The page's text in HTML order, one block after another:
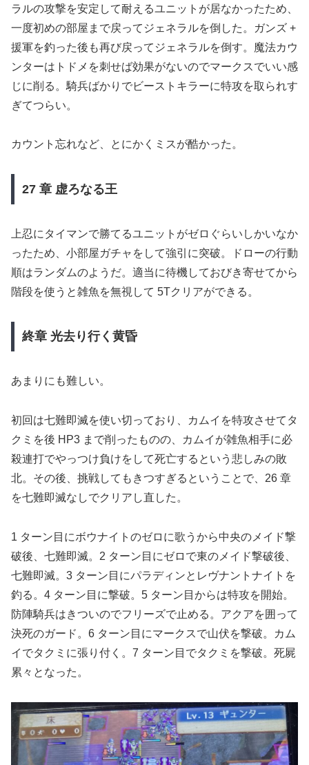
ラルの攻撃を安定して耐えるユニットが居なかったため、
一度初めの部屋まで戻ってジェネラルを倒した。ガンズ +
援軍を釣った後も再び戻ってジェネラルを倒す。魔法カウ
ンターはトドメを刺せば効果がないのでマークスでいい感
じに削る。騎兵ばかりでビーストキラーに特攻を取られす
ぎてつらい。
カウント忘れなど、とにかくミスが酷かった。
27 章 虚ろなる王
上忍にタイマンで勝てるユニットがゼロぐらいしかいなか
ったため、小部屋ガチャをして強引に突破。ドローの行動
順はランダムのようだ。適当に待機しておびき寄せてから
階段を使うと雑魚を無視して 5Tクリアができる。
終章 光去り行く黄昏
あまりにも難しい。
初回は七難即滅を使い切っており、カムイを特攻させてタ
クミを後 HP3 まで削ったものの、カムイが雑魚相手に必
殺連打でやっつけ負けをして死亡するという悲しみの敗
北。その後、挑戦してもきつすぎるということで、26 章
を七難即滅なしでクリアし直した。
1 ターン目にボウナイトのゼロに歌うから中央のメイド撃
破後、七難即滅。2 ターン目にゼロで東のメイド撃破後、
七難即滅。3 ターン目にパラディンとレヴナントナイトを
釣る。4 ターン目に撃破。5 ターン目からは特攻を開始。
防陣騎兵はきついのでフリーズで止める。アクアを囲って
決死のガード。6 ターン目にマークスで山伏を撃破。カム
イでタクミに張り付く。7 ターン目でタクミを撃破。死屍
累々となった。